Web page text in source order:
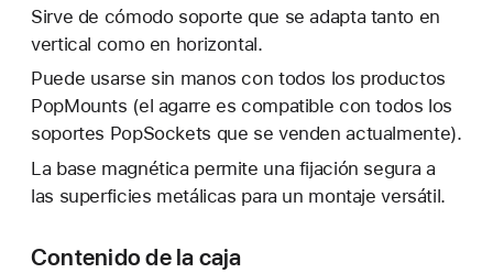
Sirve de cómodo soporte que se adapta tanto en
vertical como en horizontal.
Puede usarse sin manos con todos los productos
PopMounts (el agarre es compatible con todos los
soportes PopSockets que se venden actualmente).
La base magnética permite una fijación segura a
las superficies metálicas para un montaje versátil.
Contenido de la caja